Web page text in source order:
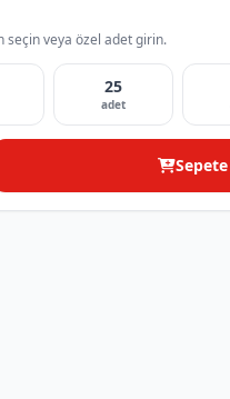
seçin veya özel adet girin.
25
adet